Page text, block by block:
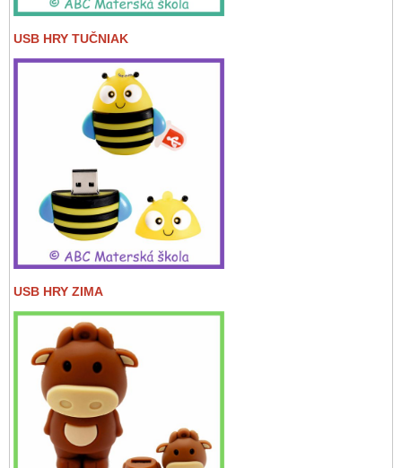
USB HRY TUČNIAK
USB HRY ZIMA